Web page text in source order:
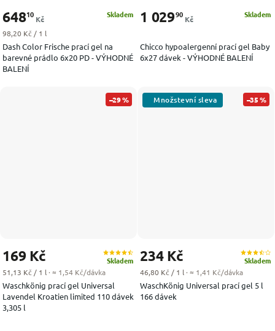
Dash Color Frische prací gel na
barevné prádlo 6x20 PD - VÝHODNÉ
BALENÍ
Skladem
64810
Kč
Měrná cena:
98,20 Kč / 1 l
Chicco hypoalergenní prací gel Baby
6x27 dávek - VÝHODNÉ BALENÍ
Skladem
1 02990
Kč
–29 %
Waschkönig prací gel Universal
Lavendel Kroatien limited 110 dávek
3,305 l
Skladem
169 Kč
Měrná cena:
51,13 Kč / 1 l · ≈ 1,54 Kč/dávka
–35 %
WaschKönig Universal prací gel 5 l
166 dávek
Skladem
234 Kč
Měrná cena:
46,80 Kč / 1 l · ≈ 1,41 Kč/dávka